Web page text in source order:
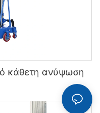
κάθετη ανύψωση